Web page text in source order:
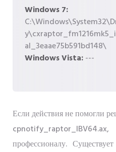
Windows 7:
al_3eaae75b591bd148\
Windows Vista:---
Если действия не помогли
профессионалу.